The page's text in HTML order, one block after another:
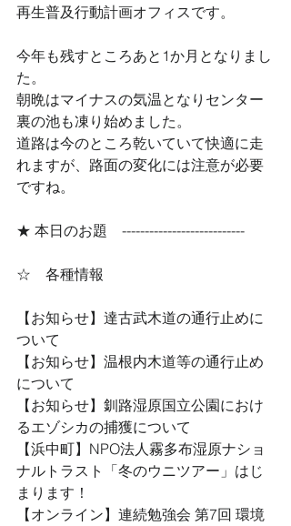
再生普及行動計画オフィスです。
今年も残すところあと1か月となりまし
た。
朝晩はマイナスの気温となりセンター
裏の池も凍り始めました。
道路は今のところ乾いていて快適に走
れますが、路面の変化には注意が必要
ですね。
★ 本日のお題　---------------------------
☆　各種情報
【お知らせ】達古武木道の通行止めに
ついて
【お知らせ】温根内木道等の通行止め
について
【お知らせ】釧路湿原国立公園におけ
るエゾシカの捕獲について
【浜中町】NPO法人霧多布湿原ナショ
ナルトラスト「冬のウニツアー」はじ
まります！
【オンライン】連続勉強会 第7回 環境